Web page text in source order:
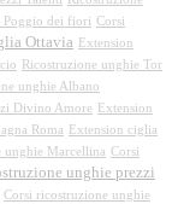
Poggio dei fiori Corsi
Ottavia
Extension
Ricostruzione unghie Tor
unghie Albano
Divino Amore
Extension
Roma
Extension ciglia
unghie Marcellina Corsi
unghie prezzi
Corsi ricostruzione unghie